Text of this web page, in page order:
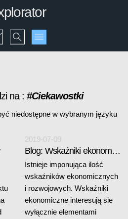
na : #Ciekawostki
niedostępne w wybranym języku
2019-07-09
Blog: Wskaźniki ekonomiczne i rozwojowe
Istnieje imponująca ilość
wskaźników ekonomicznych
i rozwojowych. Wskaźniki
ekonomiczne interesują sie
wyłącznie elementami